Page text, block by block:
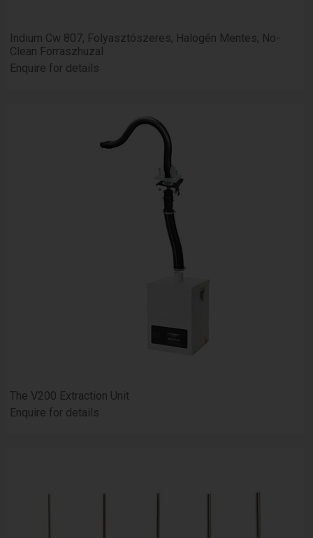
Indium Cw 807, Folyasztószeres, Halogén Mentes, No-
Clean Forraszhuzal
Enquire for details
The V200 Extraction Unit
Enquire for details